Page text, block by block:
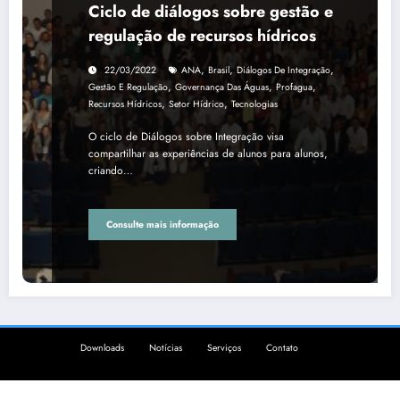
Ciclo de diálogos sobre gestão e
regulação de recursos hídricos
22/03/2022 ANA, Brasil, Diálogos De Integração,
Gestão E Regulação, Governança Das Águas, Profagua,
Recursos Hídricos, Setor Hídrico, Tecnologias
O ciclo de Diálogos sobre Integração visa
compartilhar as experiências de alunos para alunos,
criando…
Consulte mais informação
Downloads Notícias Serviços Contato